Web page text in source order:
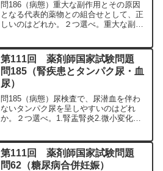
問186（病態）重大な副作用とその原因
となる代表的薬物との組合せとして、正
しいのはどれか。２つ選べ。重大な副作
剤3.間質性肺炎メチルプレドニゾロン4.
出血性膀胱炎メ...
第111回 薬剤師国家試験問題
問185（腎疾患とタンパク尿・血
尿）
問185（病態）尿検査で、尿潜血を伴わ
ないタンパク尿を呈しやすいのはどれ
か。２つ選べ。1.腎盂腎炎2.微小変化群3.
腎炎：細菌による炎症で、尿潜血・発
熱・腰痛...
第111回 薬剤師国家試験問題
問62（糖尿病合併妊娠）